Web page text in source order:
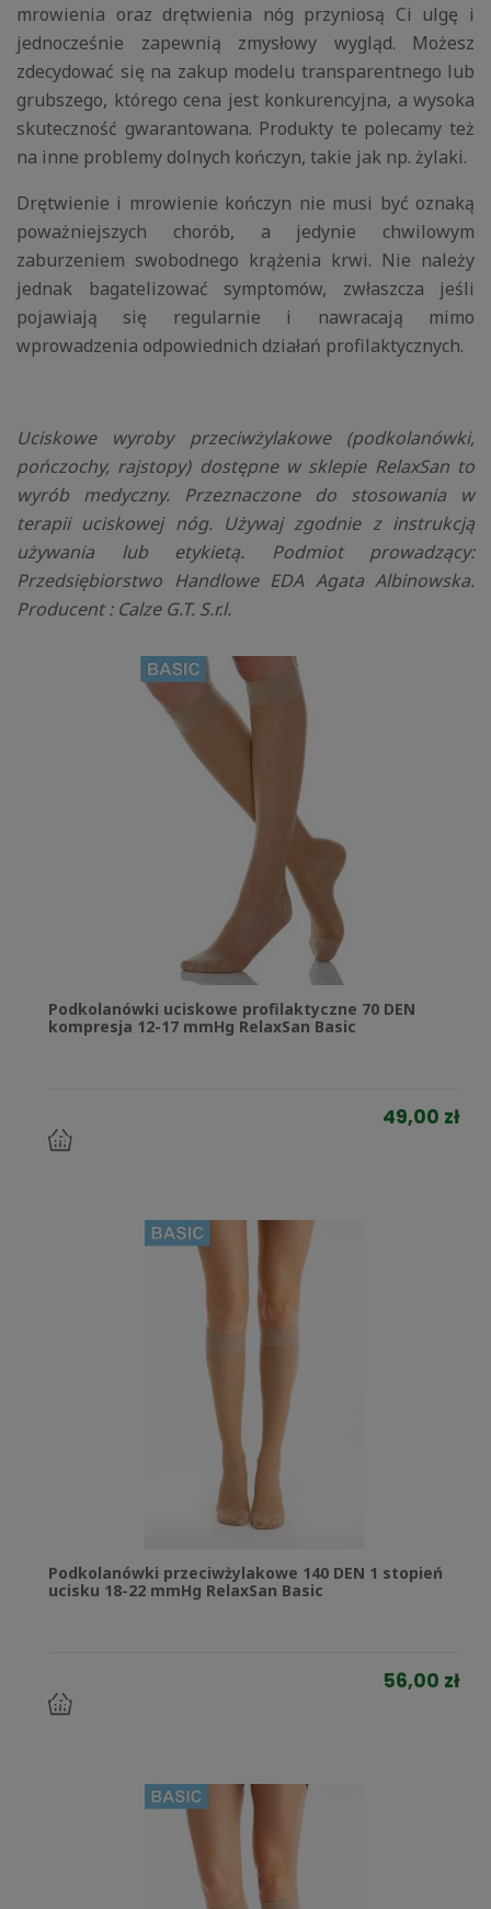
mrowienia oraz drętwienia nóg przyniosą Ci ulgę i
jednocześnie zapewnią zmysłowy wygląd. Możesz
zdecydować się na zakup modelu transparentnego lub
grubszego, którego cena jest konkurencyjna, a wysoka
skuteczność gwarantowana. Produkty te polecamy też
na inne problemy dolnych kończyn, takie jak np. żylaki.
Drętwienie i mrowienie kończyn nie musi być oznaką
poważniejszych chorób, a jedynie chwilowym
zaburzeniem swobodnego krążenia krwi. Nie należy
jednak bagatelizować symptomów, zwłaszcza jeśli
pojawiają się regularnie i nawracają mimo
wprowadzenia odpowiednich działań profilaktycznych.
Uciskowe wyroby przeciwżylakowe (podkolanówki,
pończochy, rajstopy) dostępne w sklepie RelaxSan to
wyrób medyczny. Przeznaczone do stosowania w
terapii uciskowej nóg. Używaj zgodnie z instrukcją
używania lub etykietą. Podmiot prowadzący:
Przedsiębiorstwo Handlowe EDA Agata Albinowska.
Producent : Calze G.T. S.r.l.
Podkolanówki uciskowe profilaktyczne 70 DEN
kompresja 12-17 mmHg RelaxSan Basic
49,00 zł
do
koszyka
Podkolanówki przeciwżylakowe 140 DEN 1 stopień
ucisku 18-22 mmHg RelaxSan Basic
56,00 zł
do